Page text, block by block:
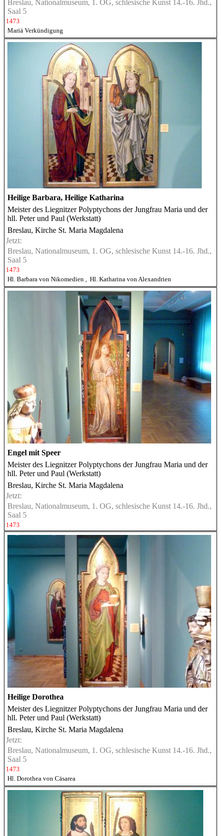
Breslau, Nationalmuseum, 1. OG, schlesische Kunst 14.-16. Jhd.,
Saal 5
1473
Mariä Verkündigung
Heilige Barbara, Heilige Katharina
Meister des Liegnitzer Polyptychons der Jungfrau Maria und der
hll. Peter und Paul (Werkstatt)
Breslau, Kirche St. Maria Magdalena
Jetzt:
Breslau, Nationalmuseum, 1. OG, schlesische Kunst 14.-16. Jhd.,
Saal 5
1473
Hl. Barbara von Nikomedien
Hl. Katharina von Alexandrien
Engel mit Speer
Meister des Liegnitzer Polyptychons der Jungfrau Maria und der
hll. Peter und Paul (Werkstatt)
Breslau, Kirche St. Maria Magdalena
Jetzt:
Breslau, Nationalmuseum, 1. OG, schlesische Kunst 14.-16. Jhd.,
Saal 5
1473
Heilige Dorothea
Meister des Liegnitzer Polyptychons der Jungfrau Maria und der
hll. Peter und Paul (Werkstatt)
Breslau, Kirche St. Maria Magdalena
Jetzt:
Breslau, Nationalmuseum, 1. OG, schlesische Kunst 14.-16. Jhd.,
Saal 5
1473
Hl. Dorothea von Cäsarea